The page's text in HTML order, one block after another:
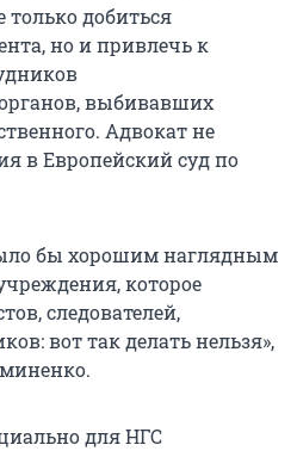
добиться
но и привлечь к
выбивавших
Адвокат не
в Европейский суд по
бы хорошим наглядным
которое
следователей,
вот так делать нельзя»,
для НГС